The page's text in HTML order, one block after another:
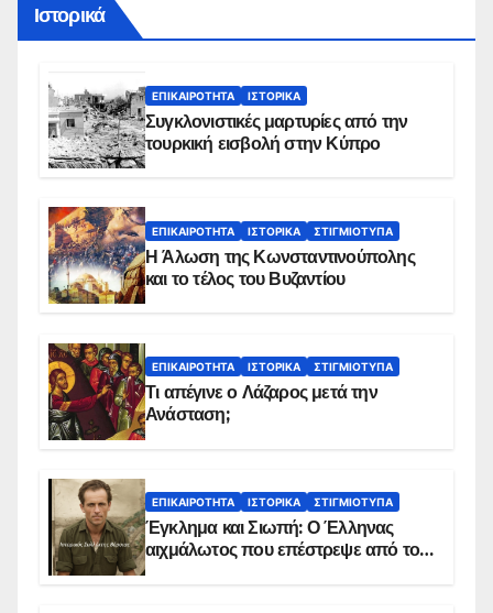
Ιστορικά
ΕΠΙΚΑΙΡΌΤΗΤΑ ΙΣΤΟΡΙΚΆ
Συγκλονιστικές μαρτυρίες από την
τουρκική εισβολή στην Κύπρο
ΕΠΙΚΑΙΡΌΤΗΤΑ ΙΣΤΟΡΙΚΆ ΣΤΙΓΜΙΌΤΥΠΑ
Η Άλωση της Κωνσταντινούπολης
και το τέλος του Βυζαντίου
ΕΠΙΚΑΙΡΌΤΗΤΑ ΙΣΤΟΡΙΚΆ ΣΤΙΓΜΙΌΤΥΠΑ
Τι απέγινε ο Λάζαρος μετά την
Ανάσταση;
ΕΠΙΚΑΙΡΌΤΗΤΑ ΙΣΤΟΡΙΚΆ ΣΤΙΓΜΙΌΤΥΠΑ
Έγκλημα και Σιωπή: Ο Έλληνας
αιχμάλωτος που επέστρεψε από το